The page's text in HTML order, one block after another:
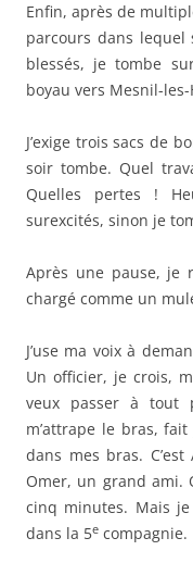
chargé comme un
J’use ma voix à
Un officier, je crois,
m’attrape le bras,
dans mes bras.
Omer, un grand ami.
cinq minutes. Mais
L’obscurité règne.
entend des milliers
les lignes. La
étendus que les
peuvent.
brancardiers ne
ramassé. Les autres,
Je vois le capitaine